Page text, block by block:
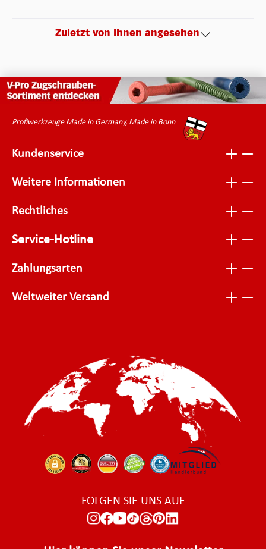
Zuletzt von Ihnen angesehen
Profiwerkzeuge Made in Germany, Made in Bonn
Kundenservice
Weitere Informationen
Rechtliches
Service-Hotline
Zahlungsarten
Weltweiter Versand
FOLGEN SIE UNS AUF